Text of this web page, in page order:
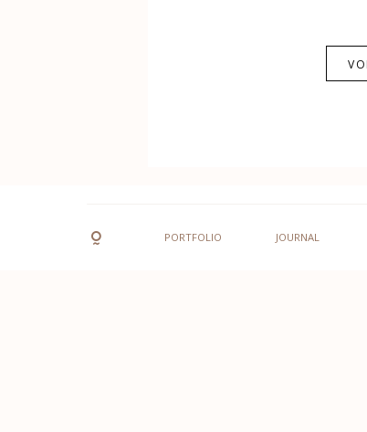
PORTFOLIO JOURNAL